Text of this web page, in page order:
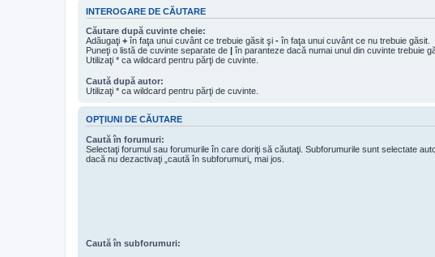
INTEROGARE DE CĂUTARE
Căutare după cuvinte cheie:
Adăugaţi + în faţa unui cuvânt ce trebuie găsit şi - în faţa unui cuvânt ce nu trebuie găsit.
Puneţi o listă de cuvinte separate de | în paranteze dacă numai unul din cuvinte trebuie
Utilizaţi * ca wildcard pentru părţi de cuvinte.
Caută după autor:
Utilizaţi * ca wildcard pentru părţi de cuvinte.
OPŢIUNI DE CĂUTARE
Caută în forumuri:
Selectaţi forumul sau forumurile în care doriţi să căutaţi. Subforumurile sunt selectate
dacă nu dezactivaţi „caută în subforumuri„ mai jos.
Caută în subforumuri: